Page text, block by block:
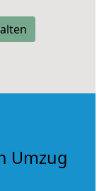
Umzug